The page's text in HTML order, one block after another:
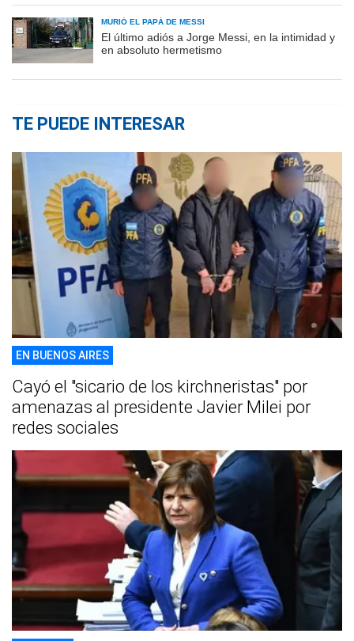
MURIÓ EL PAPÁ DE MESSI
El último adiós a Jorge Messi, en la intimidad y
en absoluto hermetismo
TE PUEDE INTERESAR
EN BUENOS AIRES
Cayó el "sicario de los kirchneristas" por
amenazas al presidente Javier Milei por
redes sociales